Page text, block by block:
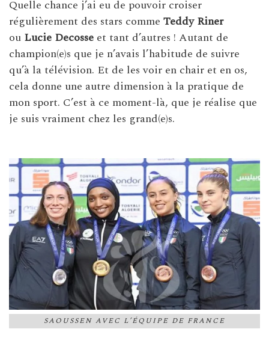
Quelle chance j’ai eu de pouvoir croiser
régulièrement des stars comme Teddy Riner
ou Lucie Decosse et tant d’autres ! Autant de
champion(e)s que je n’avais l’habitude de suivre
qu’à la télévision. Et de les voir en chair et en os,
cela donne une autre dimension à la pratique de
mon sport. C’est à ce moment-là, que je réalise que
je suis vraiment chez les grand(e)s.
SAOUSSEN AVEC L’ÉQUIPE DE FRANCE